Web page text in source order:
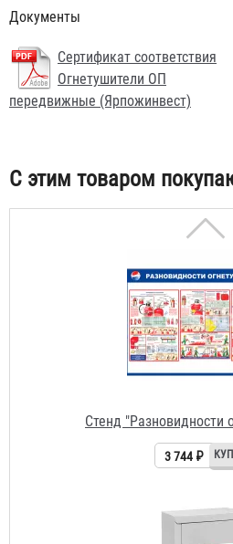
Документы
Сертификат соответствия
Огнетушители ОП
передвижные (Ярпожинвест)
С этим товаром
156 ₽
Стенд "Разновидности
3 744 ₽
Шкаф-аптечка